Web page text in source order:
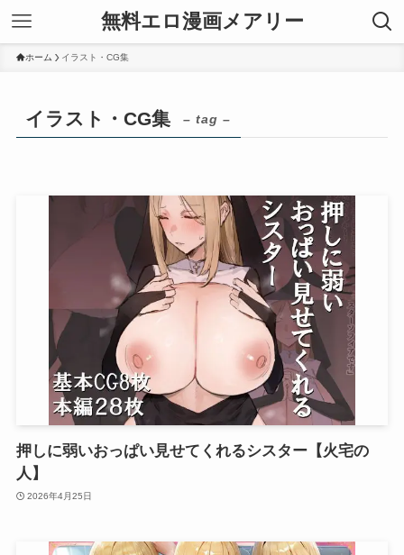
無料エロ漫画メアリー
ホーム イラスト・CG集
イラスト・CG集 – tag –
押しに弱いおっぱい見せてくれるシスター【火宅の
人】
2026年4月25日